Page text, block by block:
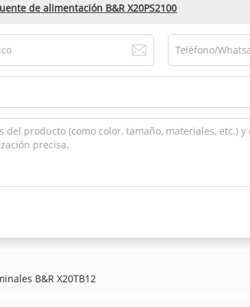
de alimentación B&R X20PS2100
B&R X20TB12